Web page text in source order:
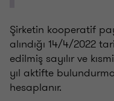
Şirketin kooperatif
alındığı 14/4/2022
edilmiş sayılır ve
yıl aktifte
hesaplanır.